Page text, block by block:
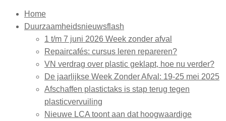
Home
Duurzaamheidsnieuwsflash
1 t/m 7 juni 2026 Week zonder afval
Repaircafés: cursus leren repareren?
VN verdrag over plastic geklapt, hoe nu verder?
De jaarlijkse Week Zonder Afval: 19-25 mei 2025
Afschaffen plastictaks is stap terug tegen
plasticvervuiling
Nieuwe LCA toont aan dat hoogwaardige